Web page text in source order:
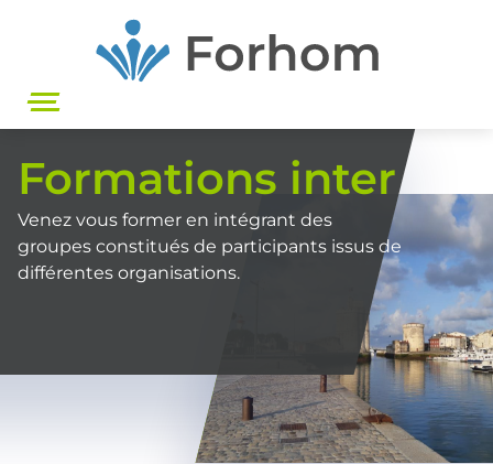
Formations inter
Venez vous former en intégrant des
groupes constitués de participants issus de
différentes organisations.